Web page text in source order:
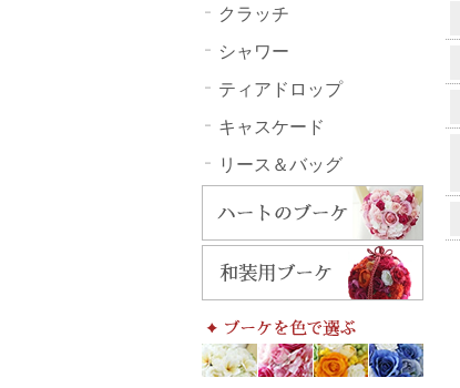
クラッチ
シャワー
ティアドロップ
キャスケード
リース＆バッグ